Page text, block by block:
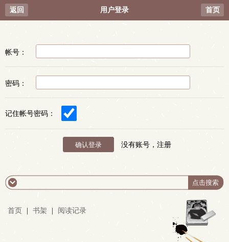
返回 用户登录 首页
帐号：
密码：
记住帐号密码：
没有账号，注册
首页 书架 阅读记录